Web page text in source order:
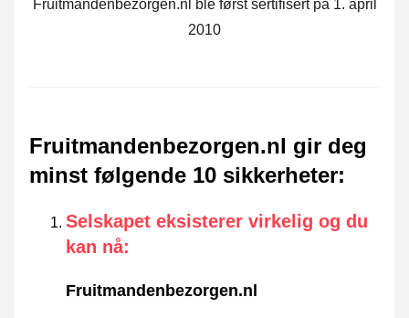
Fruitmandenbezorgen.nl ble først sertifisert på 1. april
2010
Fruitmandenbezorgen.nl gir deg
minst følgende 10 sikkerheter:
Selskapet eksisterer virkelig og du
kan nå:
Fruitmandenbezorgen.nl